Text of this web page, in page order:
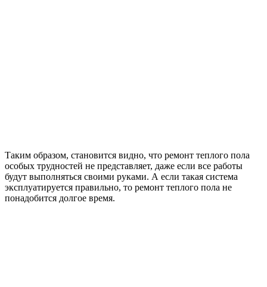
Таким образом, становится видно, что ремонт теплого пола
особых трудностей не представляет, даже если все работы
будут выполняться своими руками. А если такая система
эксплуатируется правильно, то ремонт теплого пола не
понадобится долгое время.